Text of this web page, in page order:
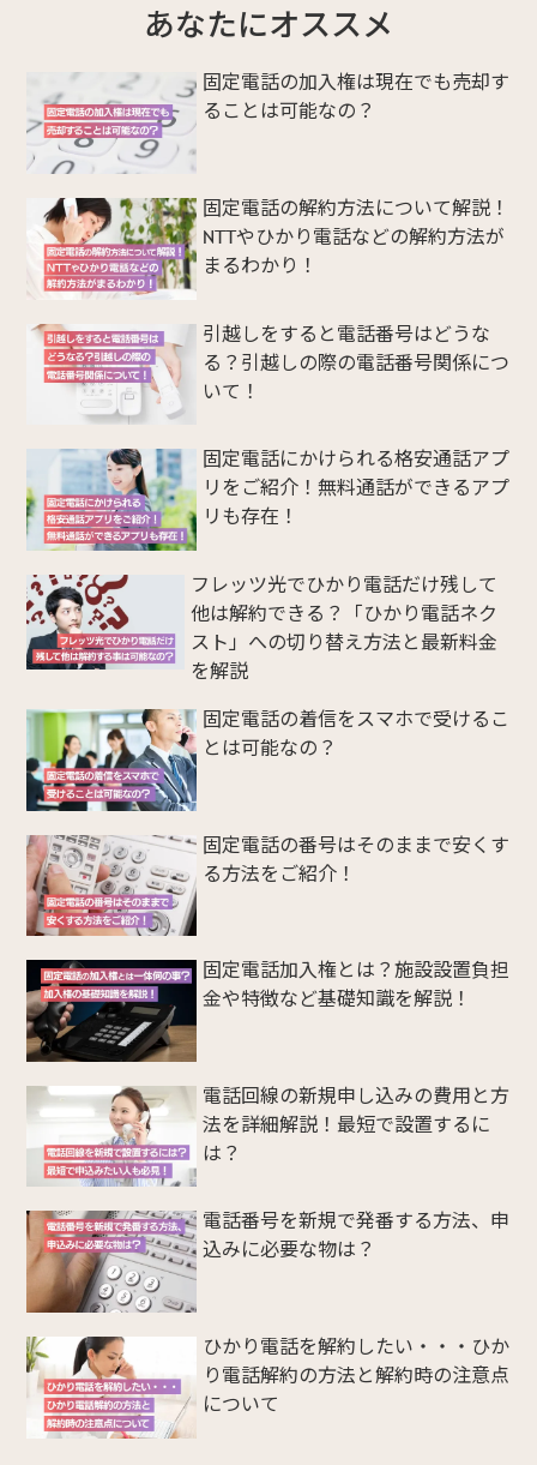
あなたにオススメ
固定電話の加入権は現在でも売却す
ることは可能なの？
固定電話の解約方法について解説！
NTTやひかり電話などの解約方法が
まるわかり！
引越しをすると電話番号はどうな
る？引越しの際の電話番号関係につ
いて！
固定電話にかけられる格安通話アプ
リをご紹介！無料通話ができるアプ
リも存在！
フレッツ光でひかり電話だけ残して
他は解約できる？「ひかり電話ネク
スト」への切り替え方法と最新料金
を解説
固定電話の着信をスマホで受けるこ
とは可能なの？
固定電話の番号はそのままで安くす
る方法をご紹介！
固定電話加入権とは？施設設置負担
金や特徴など基礎知識を解説！
電話回線の新規申し込みの費用と方
法を詳細解説！最短で設置するに
は？
電話番号を新規で発番する方法、申
込みに必要な物は？
ひかり電話を解約したい・・・ひか
り電話解約の方法と解約時の注意点
について